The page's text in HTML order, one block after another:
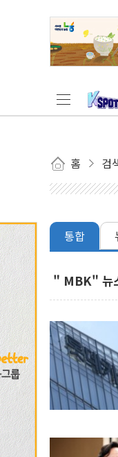
홈 검
통합
" MBK" 뉴